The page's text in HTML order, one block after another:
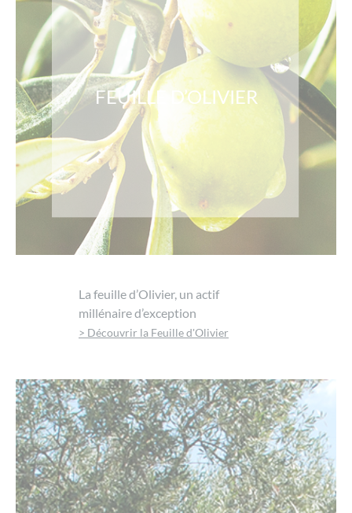
FEUILLE D’OLIVIER
La feuille d’Olivier, un actif
millénaire d’exception
> Découvrir la Feuille d'Olivier